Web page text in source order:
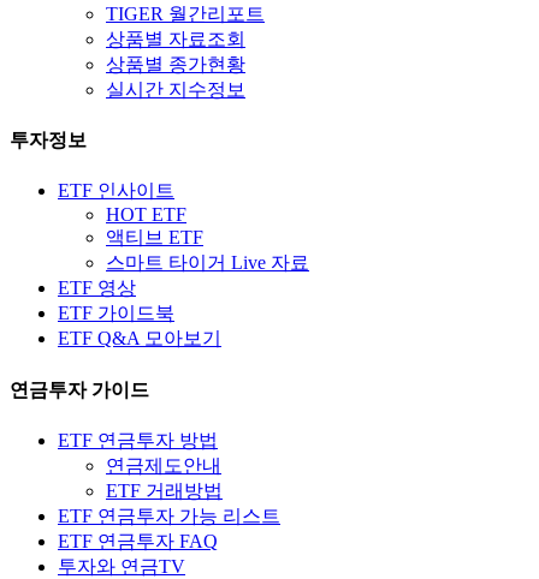
TIGER 월간리포트
상품별 자료조회
상품별 종가현황
실시간 지수정보
투자정보
ETF 인사이트
HOT ETF
액티브 ETF
스마트 타이거 Live 자료
ETF 영상
ETF 가이드북
ETF Q&A 모아보기
연금투자 가이드
ETF 연금투자 방법
연금제도안내
ETF 거래방법
ETF 연금투자 가능 리스트
ETF 연금투자 FAQ
투자와 연금TV